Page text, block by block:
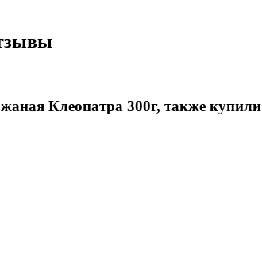
Клеопатра 300г, также купили